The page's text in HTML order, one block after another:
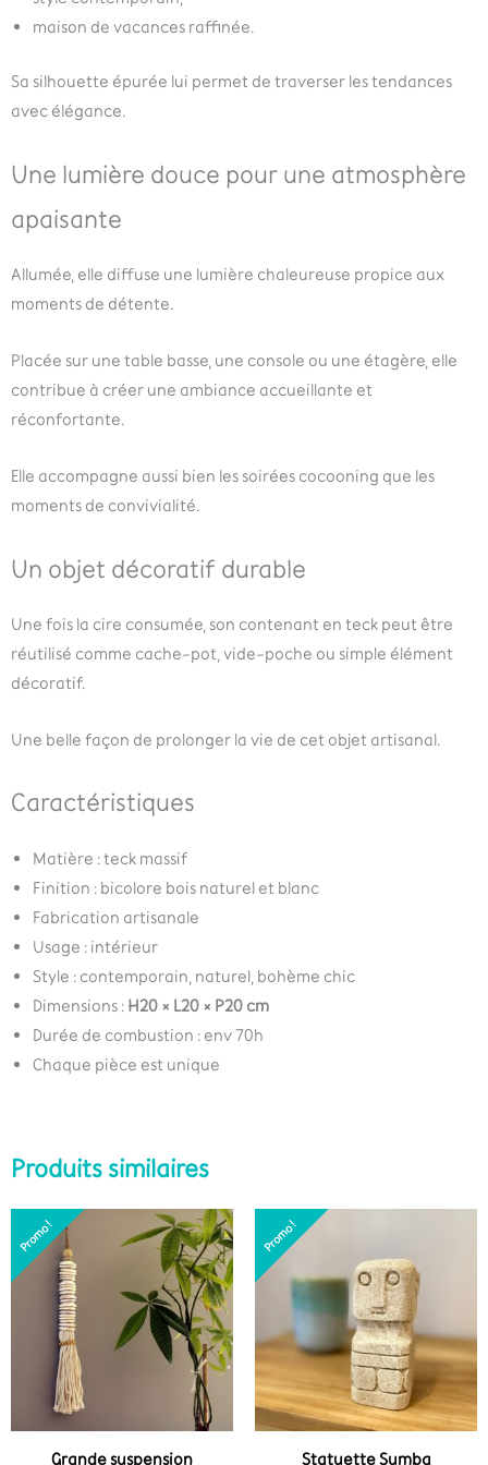
maison de vacances raffinée.
Sa silhouette épurée lui permet de traverser les tendances
avec élégance.
Une lumière douce pour une atmosphère
apaisante
Allumée, elle diffuse une lumière chaleureuse propice aux
moments de détente.
Placée sur une table basse, une console ou une étagère, elle
contribue à créer une ambiance accueillante et
réconfortante.
Elle accompagne aussi bien les soirées cocooning que les
moments de convivialité.
Un objet décoratif durable
Une fois la cire consumée, son contenant en teck peut être
réutilisé comme cache-pot, vide-poche ou simple élément
décoratif.
Une belle façon de prolonger la vie de cet objet artisanal.
Caractéristiques
Matière : teck massif
Finition : bicolore bois naturel et blanc
Fabrication artisanale
Usage : intérieur
Style : contemporain, naturel, bohème chic
Dimensions : H20 × L20 × P20 cm
Durée de combustion : env 70h
Chaque pièce est unique
Produits similaires
Promo !
Promo !
Grande suspension
Promo !
Promo !
Statuette Sumba